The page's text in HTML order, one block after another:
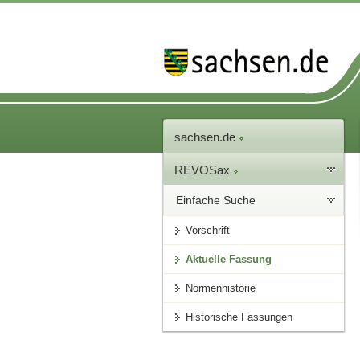
sachsen.de
REVOSax
Einfache Suche
Vorschrift
Aktuelle Fassung
Normenhistorie
Historische Fassungen